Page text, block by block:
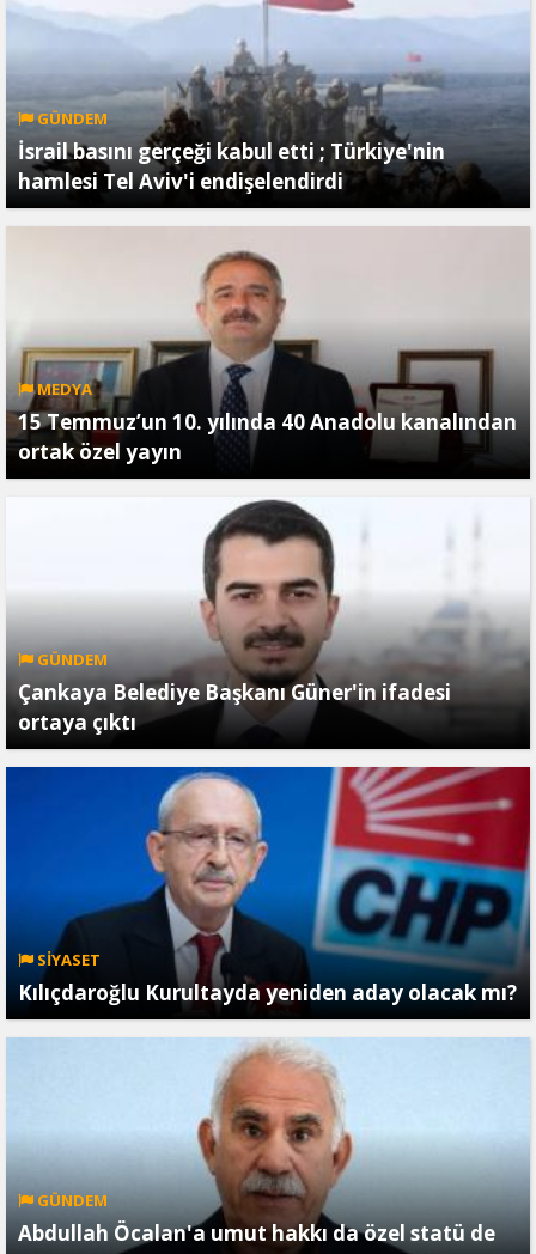
GÜNDEM
İsrail basını gerçeği kabul etti ; Türkiye'nin
hamlesi Tel Aviv'i endişelendirdi
MEDYA
15 Temmuz’un 10. yılında 40 Anadolu kanalından
ortak özel yayın
GÜNDEM
Çankaya Belediye Başkanı Güner'in ifadesi
ortaya çıktı
SİYASET
Kılıçdaroğlu Kurultayda yeniden aday olacak mı?
GÜNDEM
Abdullah Öcalan'a umut hakkı da özel statü de